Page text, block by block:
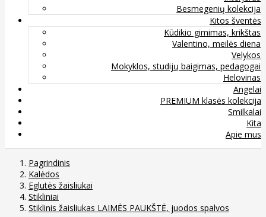
Besmegenių kolekcija
Kitos šventės
Kūdikio gimimas, krikštas
Valentino, meilės diena
Velykos
Mokyklos, studijų baigimas, pedagogai
Helovinas
Angelai
PREMIUM klasės kolekcija
Smilkalai
Kita
Apie mus
Pagrindinis
Kalėdos
Eglutės žaisliukai
Stikliniai
Stiklinis žaisliukas LAIMĖS PAUKŠTĖ, juodos spalvos